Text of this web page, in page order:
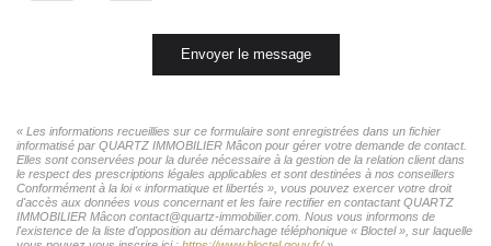
Envoyer le message
« Les informations recueillies sur ce formulaire sont enregistrées dans un fichier
informatisé par QUARTZ IMMOBILIER Mâcon pour gérer votre demande de contact.
Elles sont conservées pour la durée nécessaire à la gestion de la relation client dans
le respect des prescriptions légales applicables et sont destinées à nos conseillers
Conformément à la loi « informatique et libertés », vous pouvez exercer votre droit
d'accès aux données vous concernant et les faire rectifier en contactant QUARTZ
IMMOBILIER Mâcon contact@quartz-immobilier.com. Nous vous informons de
l'existence de la liste d'opposition au démarchage téléphonique « Bloctel », sur laquelle